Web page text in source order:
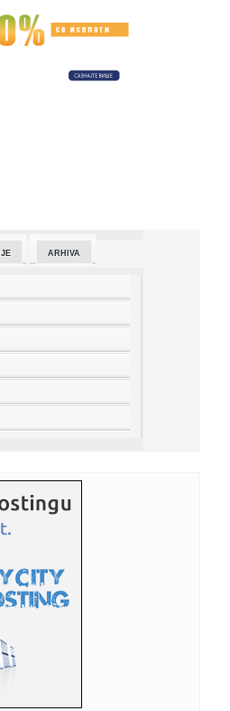
kontrole za putnike iz Italije: Evo
srpskog trgovca nekretninama u
Travniku: Eksplozivna naprava
usporila na 3,4 odsto u julu,
sve veći: Elektrane smanjuju
sušaru: Oko 1.000 pršuta, svi će
neobično blago u olupini broda
stiže u bioskope: Olivia Kolman ima
skoro četiri decenije stoji ova
iz Čelsija – Lampard želi da oživi
ARHIVA